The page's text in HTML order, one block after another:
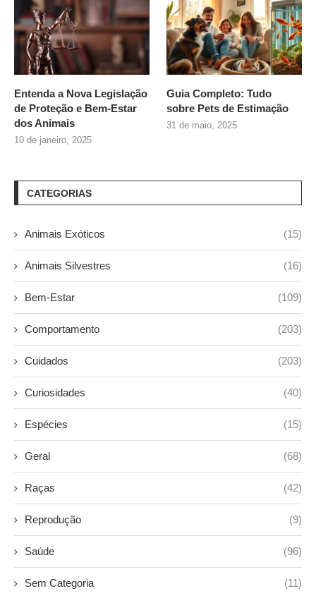
Entenda a Nova Legislação
de Proteção e Bem-Estar
dos Animais
10 de janeiro, 2025
Guia Completo: Tudo
sobre Pets de Estimação
31 de maio, 2025
CATEGORIAS
Animais Exóticos (15)
Animais Silvestres (16)
Bem-Estar (109)
Comportamento (203)
Cuidados (203)
Curiosidades (40)
Espécies (15)
Geral (68)
Raças (42)
Reprodução (9)
Saúde (96)
Sem Categoria (11)